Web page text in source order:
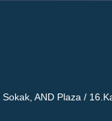
AND Plaza /